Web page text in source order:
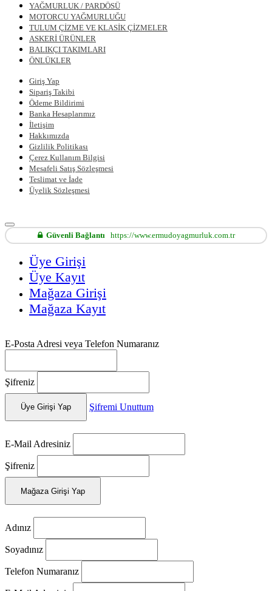
YAĞMURLUK / PARDÖSÜ
MOTORCU YAĞMURLUĞU
TULUM ÇİZME VE KLASİK ÇİZMELER
ASKERİ ÜRÜNLER
BALIKÇI TAKIMLARI
ÖNLÜKLER
Giriş Yap
Sipariş Takibi
Ödeme Bildirimi
Banka Hesaplarımız
İletişim
Hakkımızda
Gizlilik Politikası
Çerez Kullanım Bilgisi
Mesafeli Satış Sözleşmesi
Teslimat ve İade
Üyelik Sözleşmesi
Güvenli Bağlantı https://www.ermudoyagmurluk.com.tr
Üye Girişi
Üye Kayıt
Mağaza Girişi
Mağaza Kayıt
E-Posta Adresi veya Telefon Numaranız
Şifreniz
Üye Girişi Yap Şifremi Unuttum
E-Mail Adresiniz
Şifreniz
Mağaza Girişi Yap
Adınız
Soyadınız
Telefon Numaranız